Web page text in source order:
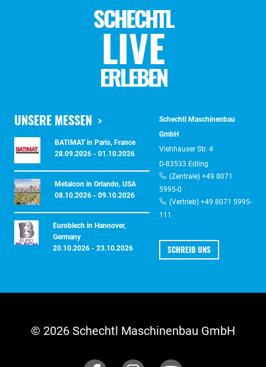
SCHECHTL
LIVE
ERLEBEN
UNSERE MESSEN
BATIMAT in Paris, France
28.09.2026 - 01.10.2026
Metalcon in Orlando, USA
08.10.2026 - 09.10.2026
Euroblech in Hannover,
Germany
20.10.2026 - 23.10.2026
Schechtl Maschinenbau
GmbH
Viehhauser Str. 4
D-83533 Edling
(Zentrale) +49 8071
5995-0
(Vertrieb) +49 8071 5995-
111
SCHREIB UNS
© 2026 Schechtl Maschinenbau GmbH